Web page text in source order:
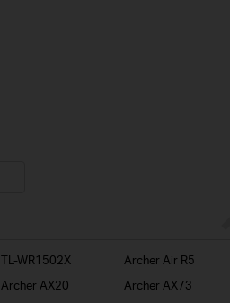
TL-WR1502X
Archer Air R5
Archer AX20
Archer AX73